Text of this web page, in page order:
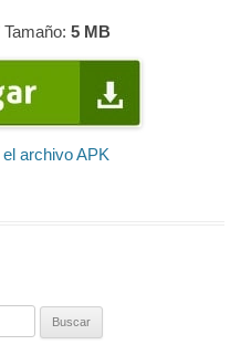
Tamaño: 5 MB
archivo APK